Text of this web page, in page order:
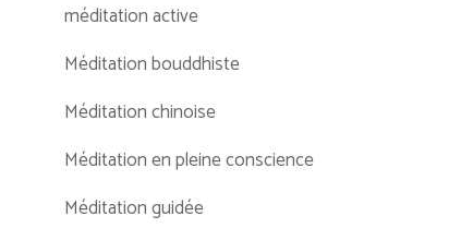
méditation active
Méditation bouddhiste
Méditation chinoise
Méditation en pleine conscience
Méditation guidée